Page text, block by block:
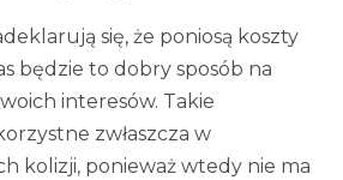
się, że poniosą koszty
będzie to dobry sposób na
interesów. Takie
zwłaszcza w
kolizji, ponieważ wtedy nie ma